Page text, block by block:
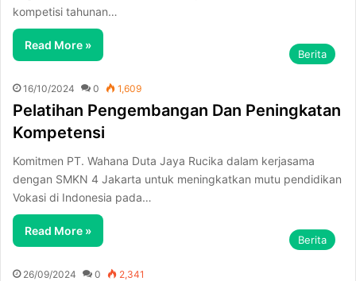
kompetisi tahunan…
Read More »
Berita
16/10/2024 0 1,609
Pelatihan Pengembangan Dan Peningkatan
Kompetensi
Komitmen PT. Wahana Duta Jaya Rucika dalam kerjasama
dengan SMKN 4 Jakarta untuk meningkatkan mutu pendidikan
Vokasi di Indonesia pada…
Read More »
Berita
26/09/2024 0 2,341